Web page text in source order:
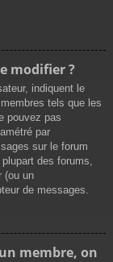
modifier ?
indiquent le
tels que les
pouvez pas
par
sur le forum
des forums,
(ou un
de messages.
membre, on